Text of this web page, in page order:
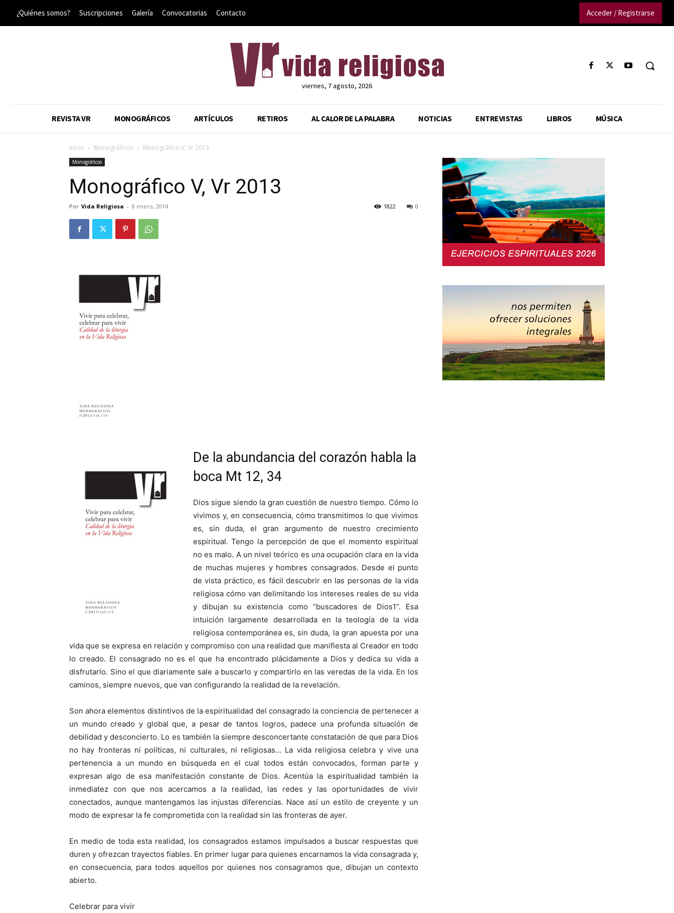
¿Quiénes somos? Suscripciones Galería Convocatorias Contacto Acceder / Registrarse
viernes, 7 agosto, 2026
REVISTA VR MONOGRÁFICOS ARTÍCULOS RETIROS AL CALOR DE LA PALABRA NOTICIAS ENTREVISTAS LIBROS MÚSICA
Inicio Monográficos Monográfico V, Vr 2013
Monográficos
Monográfico V, Vr 2013
Por Vida Religiosa - 8 enero, 2014 0
1822
De la abundancia del corazón habla la
boca Mt 12, 34
Dios sigue siendo la gran cuestión de nuestro tiempo. Cómo lo
vivimos y, en consecuencia, cómo transmitimos lo que vivimos
es, sin duda, el gran argumento de nuestro crecimiento
espiritual. Tengo la percepción de que el momento espiritual
no es malo. A un nivel teórico es una ocupación clara en la vida
de muchas mujeres y hombres consagrados. Desde el punto
de vista práctico, es fácil descubrir en las personas de la vida
religiosa cómo van delimitando los intereses reales de su vida
y dibujan su existencia como “buscadores de Dios1”. Esa
intuición largamente desarrollada en la teología de la vida
religiosa contemporánea es, sin duda, la gran apuesta por una
vida que se expresa en relación y compromiso con una realidad que manifiesta al Creador en todo
lo creado. El consagrado no es el que ha encontrado plácidamente a Dios y dedica su vida a
disfrutarlo. Sino el que diariamente sale a buscarlo y compartirlo en las veredas de la vida. En los
caminos, siempre nuevos, que van configurando la realidad de la revelación.
Son ahora elementos distintivos de la espiritualidad del consagrado la conciencia de pertenecer a
un mundo creado y global que, a pesar de tantos logros, padece una profunda situación de
debilidad y desconcierto. Lo es también la siempre desconcertante constatación de que para Dios
no hay fronteras ni políticas, ni culturales, ni religiosas… La vida religiosa celebra y vive una
pertenencia a un mundo en búsqueda en el cual todos están convocados, forman parte y
expresan algo de esa manifestación constante de Dios. Acentúa la espiritualidad también la
inmediatez con que nos acercamos a la realidad, las redes y las oportunidades de vivir
conectados, aunque mantengamos las injustas diferencias. Nace así un estilo de creyente y un
modo de expresar la fe comprometida con la realidad sin las fronteras de ayer.
En medio de toda esta realidad, los consagrados estamos impulsados a buscar respuestas que
duren y ofrezcan trayectos fiables. En primer lugar para quienes encarnamos la vida consagrada y,
en consecuencia, para todos aquellos por quienes nos consagramos que, dibujan un contexto
abierto.
Celebrar para vivir